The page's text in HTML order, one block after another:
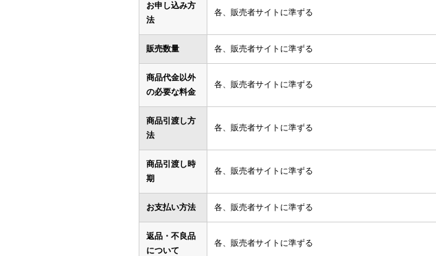
お申し込み方
法
各、販売者サイトに準ずる
販売数量 各、販売者サイトに準ずる
商品代金以外
の必要な料金
各、販売者サイトに準ずる
商品引渡し方
法
各、販売者サイトに準ずる
商品引渡し時
期
各、販売者サイトに準ずる
お支払い方法 各、販売者サイトに準ずる
返品・不良品
について
各、販売者サイトに準ずる